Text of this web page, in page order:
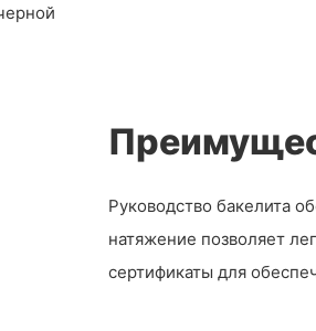
Руководство бакелита
натяжение позволяет
сертификаты для